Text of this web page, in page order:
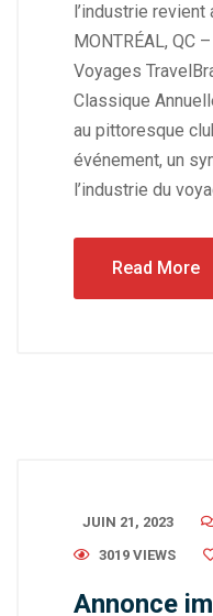
l’industrie revient
MONTRÉAL, QC
Voyages
Classique
au pittoresque
événement, un
l’industrie du
Read More
JUIN 21, 2023
3019 VIEWS
Annonce